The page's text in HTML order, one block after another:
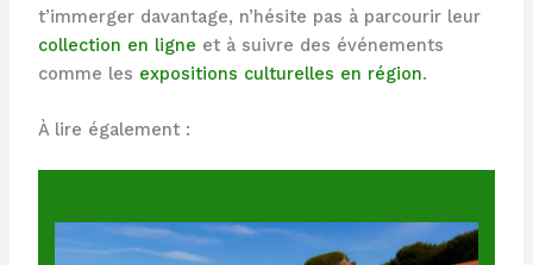
t’immerger davantage, n’hésite pas à parcourir leur
collection en ligne et à suivre des événements
comme les expositions culturelles en région.
À lire également :